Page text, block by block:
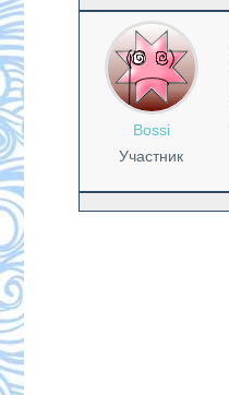
Bossi
Участник